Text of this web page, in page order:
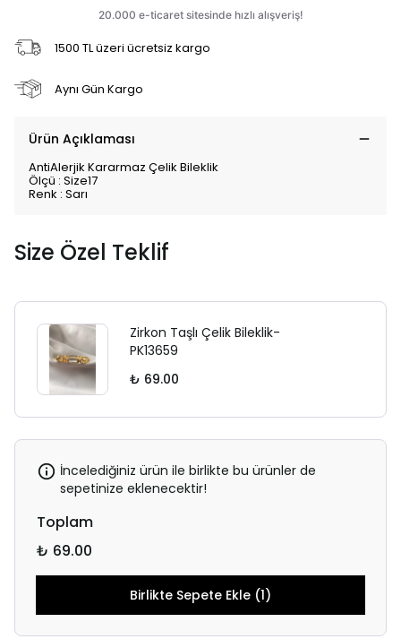
1500 TL üzeri ücretsiz kargo
Aynı Gün Kargo
Ürün Açıklaması
AntiAlerjik Kararmaz Çelik Bileklik
Ölçü : Size17
Renk : Sarı
Size Özel Teklif
Zirkon Taşlı Çelik Bileklik-
PK13659
₺ 69.00
İncelediğiniz ürün ile birlikte bu ürünler de
sepetinize eklenecektir!
Toplam
₺ 69.00
Birlikte Sepete Ekle (1)